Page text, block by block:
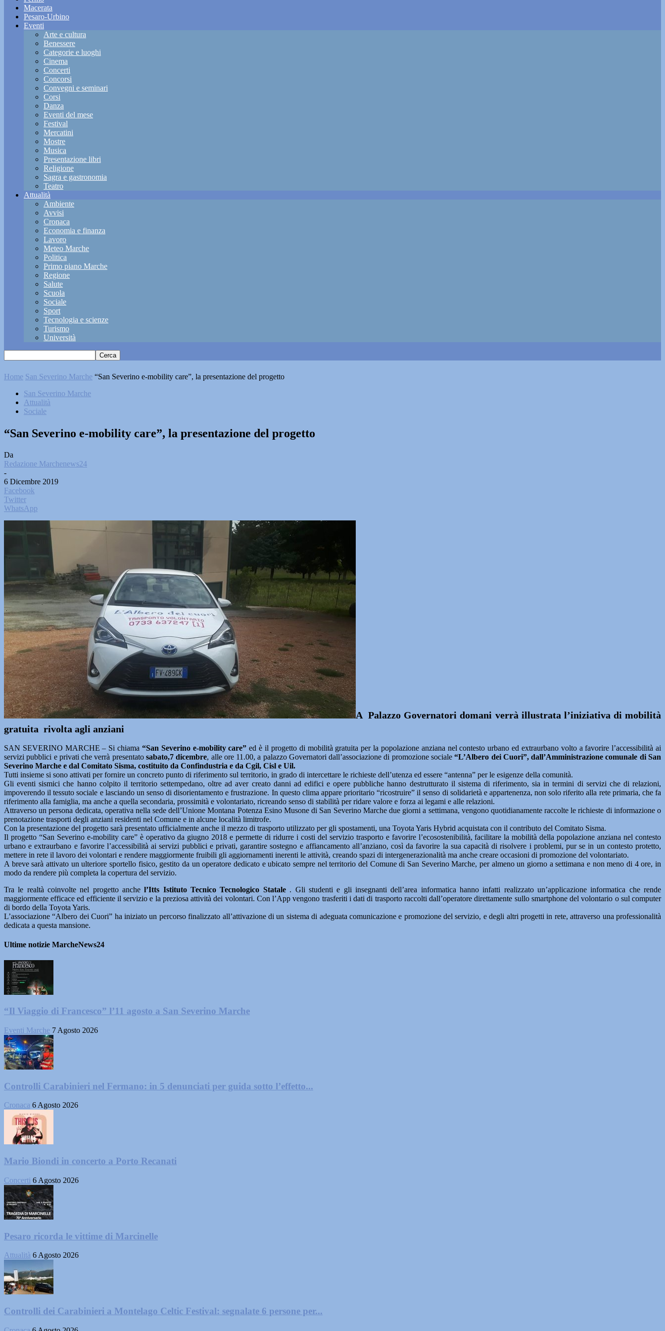
Macerata
Pesaro-Urbino
Eventi
Arte e cultura
Benessere
Categorie e luoghi
Cinema
Concerti
Concorsi
Convegni e seminari
Corsi
Danza
Eventi del mese
Festival
Mercatini
Mostre
Musica
Presentazione libri
Religione
Sagra e gastronomia
Teatro
Attualità
Ambiente
Avvisi
Cronaca
Economia e finanza
Lavoro
Meteo Marche
Politica
Primo piano Marche
Regione
Salute
Scuola
Sociale
Sport
Tecnologia e scienze
Turismo
Università
Home San Severino Marche “San Severino e-mobility care”, la presentazione del progetto
San Severino Marche
Attualità
Sociale
“San Severino e-mobility care”, la presentazione del progetto
Da
Redazione Marchenews24
-
6 Dicembre 2019
Facebook
Twitter
WhatsApp
A Palazzo Governatori domani verrà illustrata l’iniziativa di mobilità
gratuita rivolta agli anziani
SAN SEVERINO MARCHE – Si chiama “San Severino e-mobility care” ed è il progetto di mobilità gratuita per la popolazione anziana nel contesto urbano ed extraurbano volto a favorire l’accessibilità ai
servizi pubblici e privati che verrà presentato sabato,7 dicembre, alle ore 11.00, a palazzo Governatori dall’associazione di promozione sociale“L’Albero dei Cuori”, dall’Amministrazione comunale di San
Severino Marche e dal Comitato Sisma, costituito da Confindustria e da Cgil, Cisl e Uil.
Tutti insieme si sono attivati per fornire un concreto punto di riferimento sul territorio, in grado di intercettare le richieste dell’utenza ed essere “antenna” per le esigenze della comunità.
Gli eventi sismici che hanno colpito il territorio settempedano, oltre ad aver creato danni ad edifici e opere pubbliche hanno destrutturato il sistema di riferimento, sia in termini di servizi che di relazioni,
impoverendo il tessuto sociale e lasciando un senso di disorientamento e frustrazione. In questo clima appare prioritario “ricostruire” il senso di solidarietà e appartenenza, non solo riferito alla rete primaria, che fa
riferimento alla famiglia, ma anche a quella secondaria, prossimità e volontariato, ricreando senso di stabilità per ridare valore e forza ai legami e alle relazioni.
Attraverso un persona dedicata, operativa nella sede dell’Unione Montana Potenza Esino Musone di San Severino Marche due giorni a settimana, vengono quotidianamente raccolte le richieste di informazione o
prenotazione trasporti degli anziani residenti nel Comune e in alcune località limitrofe.
Con la presentazione del progetto sarà presentato ufficialmente anche il mezzo di trasporto utilizzato per gli spostamenti, una Toyota Yaris Hybrid acquistata con il contributo del Comitato Sisma.
Il progetto “San Severino e-mobility care” è operativo da giugno 2018 e permette di ridurre i costi del servizio trasporto e favorire l’ecosostenibilità, facilitare la mobilità della popolazione anziana nel contesto
urbano e extraurbano e favorire l’accessibilità ai servizi pubblici e privati, garantire sostegno e affiancamento all’anziano, così da favorire la sua capacità di risolvere i problemi, pur se in un contesto protetto,
mettere in rete il lavoro dei volontari e rendere maggiormente fruibili gli aggiornamenti inerenti le attività, creando spazi di intergenerazionalità ma anche creare occasioni di promozione del volontariato.
A breve sarà attivato un ulteriore sportello fisico, gestito da un operatore dedicato e ubicato sempre nel territorio del Comune di San Severino Marche, per almeno un giorno a settimana e non meno di 4 ore, in
modo da rendere più completa la copertura del servizio.
Tra le realtà coinvolte nel progetto anchel’Itts Istituto Tecnico Tecnologico Statale. Gli studenti e gli insegnanti dell’area informatica hanno infatti realizzato un’applicazione informatica che rende
maggiormente efficace ed efficiente il servizio e la preziosa attività dei volontari. Con l’App vengono trasferiti i dati di trasporto raccolti dall’operatore direttamente sullo smartphone del volontario o sul computer
di bordo della Toyota Yaris.
L’associazione “Albero dei Cuori” ha iniziato un percorso finalizzato all’attivazione di un sistema di adeguata comunicazione e promozione del servizio, e degli altri progetti in rete, attraverso una professionalità
dedicata a questa mansione.
Ultime notizie MarcheNews24
“Il Viaggio di Francesco” l’11 agosto a San Severino Marche
Eventi Marche 7 Agosto 2026
Controlli Carabinieri nel Fermano: in 5 denunciati per guida sotto l’effetto...
Cronaca 6 Agosto 2026
Mario Biondi in concerto a Porto Recanati
Concerti 6 Agosto 2026
Pesaro ricorda le vittime di Marcinelle
Attualità 6 Agosto 2026
Controlli dei Carabinieri a Montelago Celtic Festival: segnalate 6 persone per...